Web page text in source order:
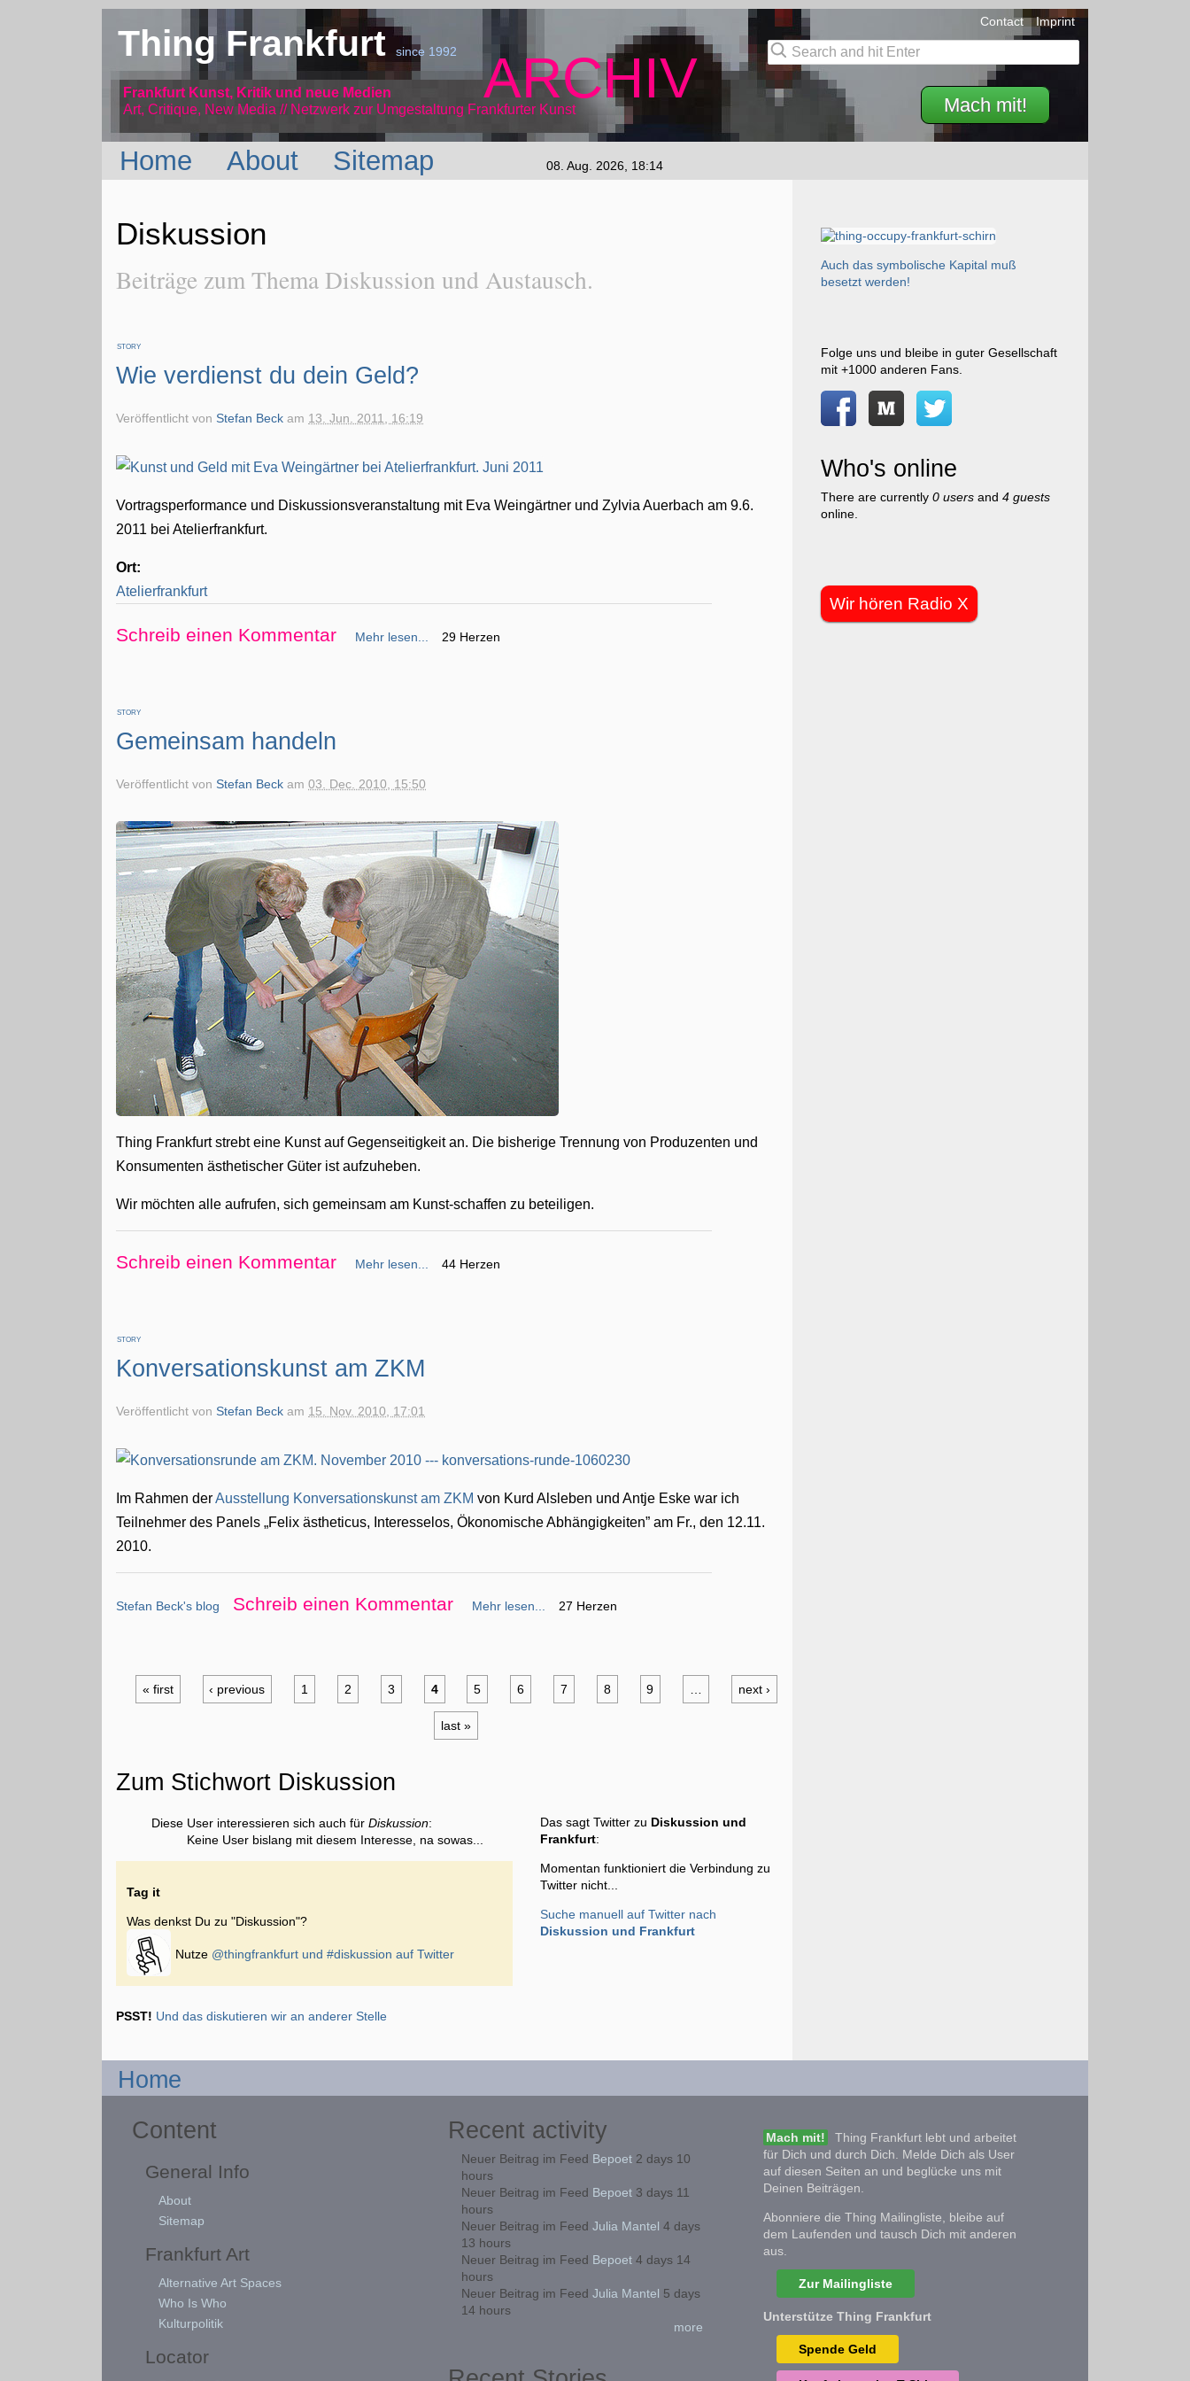
Thing Frankfurtsince 1992
Frankfurt Kunst, Kritik und neue Medien
Art, Critique, New Media // Netzwerk
ARCHIV
zur Umgestaltung Frankfurter Kunst Mach mit!
Contact Imprint
Home About Sitemap 08. Aug. 2026, 18:14
Diskussion
Beiträge zum Thema Diskussion und Austausch.
STORY
Wie verdienst du dein Geld?
Veröffentlicht vonStefan Beck am 13. Jun. 2011, 16:19
Vortragsperformance und Diskussionsveranstaltung mit Eva Weingärtner und Zylvia Auerbach am 9.6.
2011 bei Atelierfrankfurt.
Ort:
Atelierfrankfurt
Schreib einen Kommentar Mehr lesen... 29 Herzen
STORY
Gemeinsam handeln
Veröffentlicht vonStefan Beck am03. Dec. 2010, 15:50
Thing Frankfurt strebt eine Kunst auf Gegenseitigkeit an. Die bisherige Trennung von Produzenten und
Konsumenten ästhetischer Güter ist aufzuheben.
Wir möchten alle aufrufen, sich gemeinsam am Kunst-schaffen zu beteiligen.
Schreib einen Kommentar Mehr lesen... 44 Herzen
STORY
Konversationskunst am ZKM
Veröffentlicht vonStefan Beck am 15. Nov. 2010, 17:01
Im Rahmen derAusstellung Konversationskunst am ZKM von Kurd Alsleben und Antje Eske war ich
Teilnehmer des Panels „Felix ästheticus, Interesselos, Ökonomische Abhängigkeiten” am Fr., den 12.11.
2010.
Stefan Beck's blog Schreib einen Kommentar Mehr lesen... 27 Herzen
« first ‹ previous 1 2 3 4 5 6 7 8 9 next ›
last »
Zum Stichwort Diskussion
Diese User interessieren sich auch fürDiskussion:
Keine User bislang mit diesem Interesse, na sowas...
Tag it
Was denkst Du zu "Diskussion"?
Nutze @thingfrankfurt und#diskussion auf Twitter
Das sagt Twitter zu Diskussion und
Frankfurt:
Momentan funktioniert die Verbindung zu
Twitter nicht...
Suche manuell auf Twitter nach
Diskussion und Frankfurt
PSST! Und das diskutieren wir an anderer Stelle
Auch das symbolische Kapital muß
besetzt werden!
Folge uns und bleibe in guter Gesellschaft
mit +1000 anderen Fans.
Who's online
There are currently 0 usersand 4 guests
online.
Wir hören Radio X
Home
Content
General Info
About
Sitemap
Frankfurt Art
Alternative Art Spaces
Who Is Who
Kulturpolitik
Locator
Recent activity
Neuer Beitrag im Feed Bepoet2 days 10
hours
Neuer Beitrag im Feed Bepoet3 days 11
hours
Neuer Beitrag im Feed Julia Mantel 4 days
13 hours
Neuer Beitrag im Feed Bepoet4 days 14
hours
Neuer Beitrag im Feed Julia Mantel 5 days
14 hours
more
Mach mit!
Thing Frankfurt lebt und arbeitet
für Dich und durch Dich. Melde Dich als User
auf diesen Seiten an und beglücke uns mit
Deinen Beiträgen.
Abonniere die Thing Mailingliste, bleibe auf
dem Laufenden und tausch Dich mit anderen
aus.
Zur Mailingliste
Unterstütze Thing Frankfurt
Spende Geld